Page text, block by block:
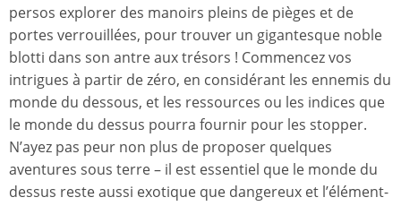
persos explorer des manoirs pleins de pièges et de
portes verrouillées, pour trouver un gigantesque noble
blotti dans son antre aux trésors ! Commencez vos
intrigues à partir de zéro, en considérant les ennemis du
monde du dessous, et les ressources ou les indices que
le monde du dessus pourra fournir pour les stopper.
N’ayez pas peur non plus de proposer quelques
aventures sous terre – il est essentiel que le monde du
dessus reste aussi exotique que dangereux et l’élément-